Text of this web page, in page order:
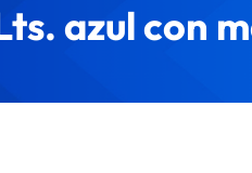
azul con